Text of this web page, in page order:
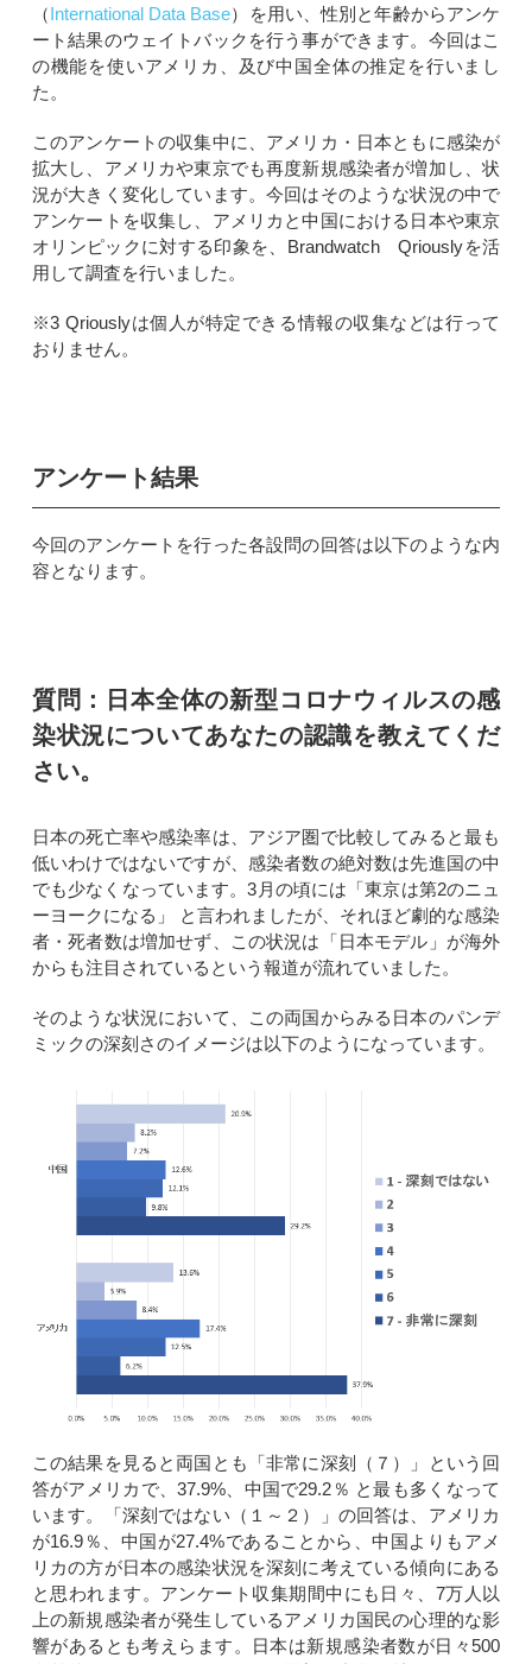
（International Data Base）を用い、性別と年齢からアンケ
ート結果のウェイトバックを行う事ができます。今回はこ
の機能を使いアメリカ、及び中国全体の推定を行いまし
た。
このアンケートの収集中に、アメリカ・日本ともに感染が
拡大し、アメリカや東京でも再度新規感染者が増加し、状
況が大きく変化しています。今回はそのような状況の中で
アンケートを収集し、アメリカと中国における日本や東京
オリンピックに対する印象を、Brandwatch Qriouslyを活
用して調査を行いました。
※3 Qriouslyは個人が特定できる情報の収集などは行って
おりません。
アンケート結果
今回のアンケートを行った各設問の回答は以下のような内
容となります。
質問：日本全体の新型コロナウィルスの感
染状況についてあなたの認識を教えてくだ
さい。
日本の死亡率や感染率は、アジア圏で比較してみると最も
低いわけではないですが、感染者数の絶対数は先進国の中
でも少なくなっています。3月の頃には「東京は第2のニュ
ーヨークになる」 と言われましたが、それほど劇的な感染
者・死者数は増加せず、この状況は「日本モデル」が海外
からも注目されているという報道が流れていました。
そのような状況において、この両国からみる日本のパンデ
ミックの深刻さのイメージは以下のようになっています。
この結果を見ると両国とも「非常に深刻（７）」という回
答がアメリカで、37.9%、中国で29.2％ と最も多くなって
います。「深刻ではない（１～２）」の回答は、アメリカ
が16.9％、中国が27.4%であることから、中国よりもアメ
リカの方が日本の感染状況を深刻に考えている傾向にある
と思われます。アンケート収集期間中にも日々、7万人以
上の新規感染者が発生しているアメリカ国民の心理的な影
響があるとも考えらます。日本は新規感染者数が日々500